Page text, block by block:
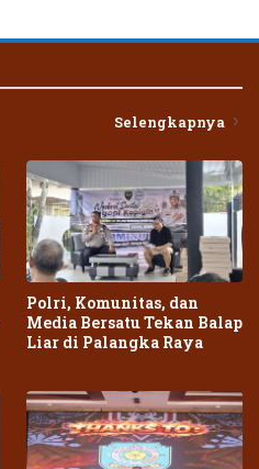
Selengkapnya
Polri, Komunitas, dan
Media Bersatu Tekan Balap
Liar di Palangka Raya